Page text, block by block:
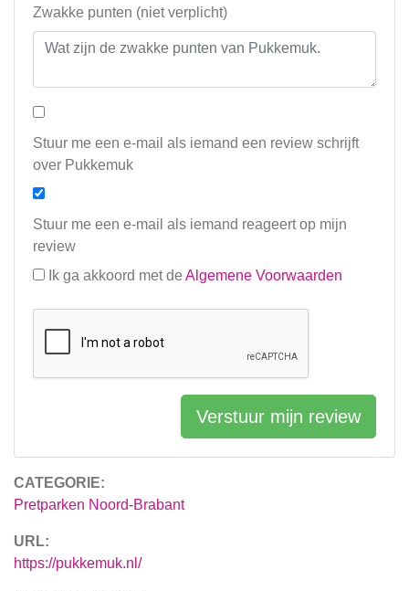
CATEGORIE:
Pretparken Noord-Brabant
URL:
https://pukkemuk.nl/
Zwakke punten (niet verplicht)
Stuur me een e-mail als iemand een review schrijft
over Pukkemuk
Stuur me een e-mail als iemand reageert op mijn
review
Ik ga akkoord met de Algemene Voorwaarden
Verstuur mijn review